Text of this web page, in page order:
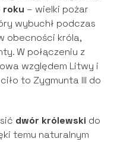
roku – wielki pożar
wybuchł podczas
obecności króla,
W połączeniu z
względem Litwy i
to Zygmunta III do
dwór królewski do
temu naturalnym